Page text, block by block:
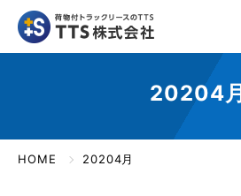
20204月
HOME 20204月